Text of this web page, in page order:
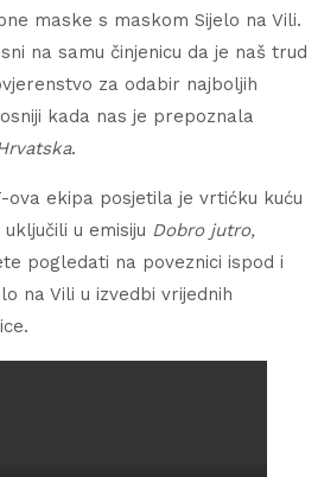
maske s maskom Sijelo na Vili.
na samu činjenicu da je naš trud
za odabir najboljih
kada nas je prepoznala
.
ova ekipa posjetila je vrtićku kuću
u emisiju Dobro jutro,
pogledati na poveznici ispod i
na Vili u izvedbi vrijednih